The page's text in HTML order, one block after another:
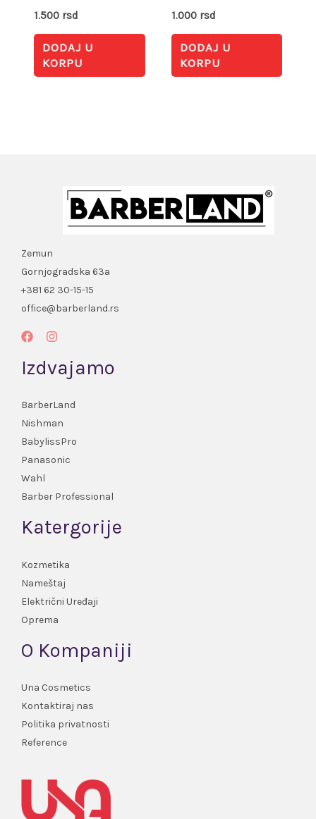
1.500 rsd
DODAJ U
KORPU
1.000 rsd
DODAJ U
KORPU
Zemun
Gornjogradska 63a
+381 62 30-15-15
office@barberland.rs
Izdvajamo
BarberLand
Nishman
BabylissPro
Panasonic
Wahl
Barber Professional
Katergorije
Kozmetika
Nameštaj
Električni Uređaji
Oprema
O Kompaniji
Una Cosmetics
Kontaktiraj nas
Politika privatnosti
Reference